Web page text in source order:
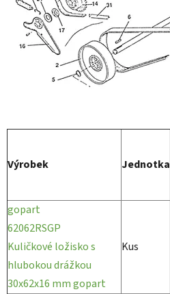
Výrobek Jednotka
gopart
62062RSGP
Kuličkové ložisko s
hlubokou drážkou
30x62x16 mm gopart
Kus